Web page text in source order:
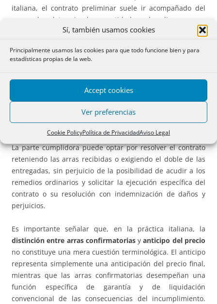
Sí, también usamos cookies
Principalmente usamos las cookies para que todo funcione bien y para
estadísticas propias de la web.
Accept cookies
Ver preferencias
Cookie PolicyPolítica de PrivacidadAviso Legal
italiana, el contrato preliminar suele ir acompañado del
pago de determinadas cantidades de dinero cuya
calificación jurídica reviste importancia tanto desde el
reguladas en elartículo 1385 del Código Civil italiano. Estas
cumplen una doble función: por un lado, refuerzan el
vínculo contractual y evidencian la seriedad del
compromiso asumido; por otro, constituyen un mecanismo
de autotutela en caso de incumplimiento.
La parte cumplidora puede optar por resolver el contrato
reteniendo las arras recibidas o exigiendo el doble de las
entregadas, sin perjuicio de la posibilidad de acudir a los
remedios ordinarios y solicitar la ejecución específica del
contrato o su resolución con indemnización de daños y
perjuicios.
Es importante señalar que, en la práctica italiana, la
distinción entre arras confirmatoriasy anticipo del precio
no constituye una mera cuestión terminológica. El anticipo
representa simplemente una anticipación del precio final,
mientras que las arras confirmatorias desempeñan una
función específica de garantía y de liquidación
convencional de las consecuencias del incumplimiento.